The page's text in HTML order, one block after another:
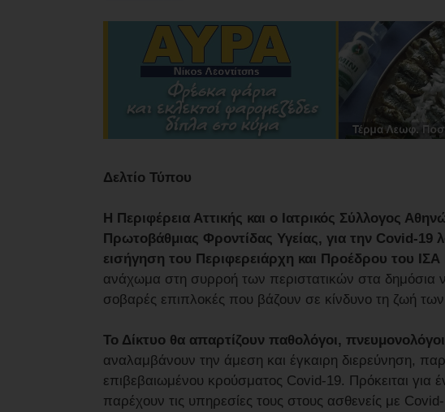
Δελτίο Τύπου
Η Περιφέρεια Αττικής και ο Ιατρικός Σύλλογος
Πρωτοβάθμιας Φροντίδας Υγείας, για την Covid-19
εισήγηση του Περιφερειάρχη και Προέδρου του
ανάχωμα στη συρροή των περιστατικών στα δημόσια
σοβαρές επιπλοκές που βάζουν σε κίνδυνο τη ζωή
Το Δίκτυο θα απαρτίζουν παθολόγοι, πνευμονολόγοι,
αναλαμβάνουν την άμεση και έγκαιρη διερεύνηση,
επιβεβαιωμένου κρούσματος Covid-19. Πρόκειται για
παρέχουν τις υπηρεσίες τους στους ασθενείς με